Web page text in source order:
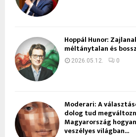
Hoppál Hunor:
méltánytalan és
2026.05.12. 0
Moderari: A
dolog tud
Magyarország
veszélyes világban...